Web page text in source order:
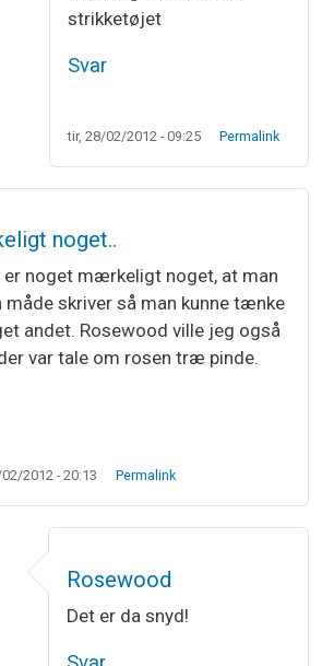
strikketøjet
Svar
tir, 28/02/2012 - 09:25 Permalink
noget..
er noget mærkeligt noget, at man
måde skriver så man kunne tænke
andet. Rosewood ville jeg også
var tale om rosen træ pinde.
2012 - 20:13 Permalink
Rosewood
Det er da snyd!